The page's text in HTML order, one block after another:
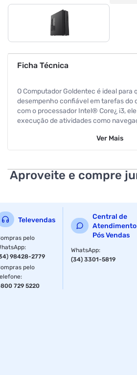
Ficha Técnica
O Computador Goldentec é ideal para
desempenho confiável em tarefas do
com o processador Intel® Core¿ i3,
execução de atividades como
8GB de memória RAM, oferece fluidez
abertura veloz de arquivos e
segurança para seus dados.
Ver Mais
Aproveite e compre
Televendas
pelo
:
98428-2779
pelo
:
729 5220
Central de
Atendimento
Pós Vendas
WhatsApp:
(34) 3301-5819